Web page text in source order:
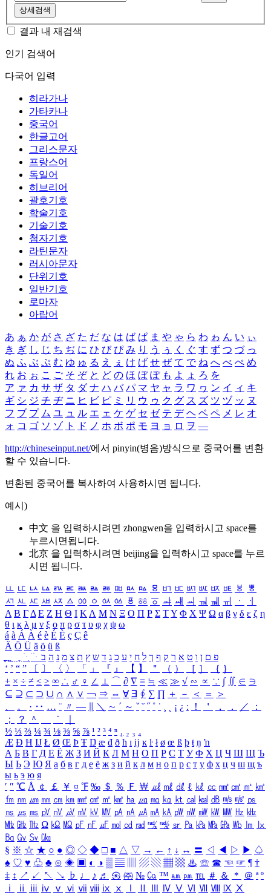
상세검색
결과 내 재검색
인기 검색어
다국어 입력
히라가나
가타카나
중국어
한글고어
그리스문자
프랑스어
독일어
히브리어
괄호기호
학술기호
기술기호
첨자기호
라틴문자
러시아문자
단위기호
일반기호
로마자
아랍어
あ ぁ か が さ ざ た だ な は ば ぱ ま や ゃ ら わ ゎ ん い ぃ
き ぎ し じ ち ぢ に ひ び ぴ み り う ぅ く ぐ す ず つ づ っ
ぬ ふ ぶ ぷ む ゆ ゅ る え ぇ け げ せ ぜ て で ね へ べ ぺ め
れ お ぉ こ ご そ ぞ と ど の ほ ぼ ぽ も よ ょ ろ を
ア ァ カ サ ザ タ ダ ナ ハ バ パ マ ヤ ャ ラ ワ ヮ ン イ ィ キ
ギ シ ジ チ ヂ ニ ヒ ビ ピ ミ リ ウ ゥ ク グ ス ズ ツ ヅ ッ ヌ
フ ブ プ ム ユ ュ ル エ ェ ケ ゲ セ ゼ テ デ ヘ ベ ペ メ レ オ
ォ コ ゴ ソ ゾ ト ド ノ ホ ボ ポ モ ヨ ョ ロ ヲ ―
http://chineseinput.net/에서 pinyin(병음)방식으로 중국어를 변환
할 수 있습니다.
변환된 중국어를 복사하여 사용하시면 됩니다.
예시)
中文 을 입력하시려면 zhongwen을 입력하시고 space를
누르시면됩니다.
北京 을 입력하시려면 beijing을 입력하시고 space를 누르
시면 됩니다.
ㅥ ㅦ ㅧ ㅨ ㅩ ㅪ ㅫ ㅬ ㅭ ㅮ ㅯ ㅰ ㅱ ㅲ ㅳ ㅴ ㅵ ㅶ ㅷ ㅸ
ㅹ
ㅺ ㅻ ㅼ ㅽ ㅾ ㅿ ㆀ ㆁ ㆂ ㆃ ㆄ ㆅ ㆆ ㆇ ㆈ ㆉ ㆊ ㆋ ㆌ ㆍ
ㆎ
Α Β ΓΔ Ε Ζ Η Θ Ι ΚΛ Μ Ν Ξ Ο Π Ρ Σ ΤΥ Φ Χ Ψ Ω α β γ δ ε ζ η
θ ι κ λ μ ν ξ ο π ρ σ τ υ φ χ ψ ω
á à Á À é è É È ç Ç ê
Ä Ö Ü ä ö ü ß
ִֶֹ ֻּ ׁׂ פ ם ן ו ט א ר ק ף ך ל ח י ע כ ג ד ש ץ ת צ מ נ ה ב
‘ ’ “ ” 〔 〕 〈 〉 「 」 『 』 【 】 ＂ （ ） ［ ］ ｛ ｝
± × ÷ ≠ ≤ ≥ ∞ ∴ ♂ ♀ ∠ ⊥ ⌒ ∂ ∇ ≡ ≒ ≪ ≫ √ ∽ ∝ ∵ ∫ ∬ ∈ ∋
⊆ ⊇ ⊂ ⊃ ∪ ∩ ∧ ∨ ￢ ⇒ ⇔ ∀ ∃ ∮ ∑ ∏ ＋ － ＜ ＝
＞
、
。 · ‥ … ¨ 〃 ― ＼ ∼ ´ ～ ˇ ˘ ˝ ˚ ˙ ¸ ¡ ¿ ː ！ ＇ ， ． ／
：
；
？ ＾ ｀
½ ⅓ ⅔ ¼ ¾ ⅛ ⅜ ⅝ ⅞ ¹ ² ³ ⁴ ⁿ ₁ ₂ ₃ ₄
Æ Ð Ħ Ĳ Ł Ø Œ Þ Ŧ Ŋ æ đ ð ħ ı ĳ ĸ ŀ ł ø œ ß þ ŧ ŋ ŉ
А Б В Г Д Е Ё Ж З И Й К Л М Н О П Р С Т У Ф Х Ц Ч Ш Щ Ъ
Ы Ь Э Ю Я а б в г д е ё ж з и й к л м н о п р с т у ф х ц ч ш щ ъ
ы ь э ю я
′ ″ ℃ Å ￠ ￡ ￥ ¤ ℉ ‰ ＄ ％ Ｆ ￦ ㎕ ㎖ ㎗ ℓ ㎘ ㏄ ㎣ ㎤ ㎥ ㎦
㎙ ㎚ ㎛ ㎜ ㎝ ㎞ ㎟ ㎠ ㎡ ㎢ ㏊ ㎍ ㎎ ㎏ ㏏ ㎈ ㎉ ㏈ ㎧ ㎨ ㎰
㎱ ㎲ ㎳ ㎴ ㎵ ㎶ ㎷ ㎸ ㎹ ㎀ ㎁ ㎂ ㎃ ㎄ ㎺ ㎻ ㎽ ㎾ ㎿ ㎐ ㎑
㎒ ㎓ ㎔ Ω ㏀ ㏁ ㎊ ㎋ ㎌ ㏖ ㏅ ㎭ ㎮ ㎯ ㏛ ㎩ ㎪ ㎫ ㎬ ㏝ ㏐
㏓
㏃ ㏉ ㏜ ㏆
§ ※ ☆ ★ ○ ● ◎ ◇ ◆ □ ■ △ ▽ → ← ↑ ↓ ↔ 〓 ◁ ◀ ▷ ▶ ♤
♠ ♡ ♥ ♧ ♣ ⊙ ◈ ▣ ◐ ◑ ▒ ▤ ▨ ▧ ▦ ▩ ♨ ☏ ☎ ☜ ☞ ¶ †
‡ ↕ ↗ ↙ ↖ ↘ ♭ ♩ ♪ ♬ ㉿ ㈜ № ㏇ ™ ㏂ ㏘ ℡ ＃ ＆ ＊ ＠ ª º
ⅰ
ⅱ ⅲ ⅳ ⅴ ⅵ ⅶ ⅷ ⅸ ⅹ Ⅳ Ⅴ Ⅵ Ⅶ Ⅷ Ⅸ Ⅹ